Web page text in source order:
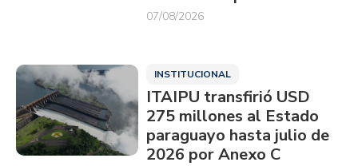
07/08/2026
INSTITUCIONAL
ITAIPU transfirió USD
275 millones al Estado
paraguayo hasta julio de
2026 por Anexo C